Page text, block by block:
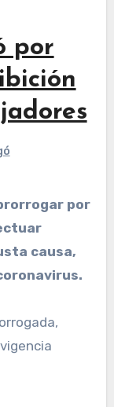
por
causa,